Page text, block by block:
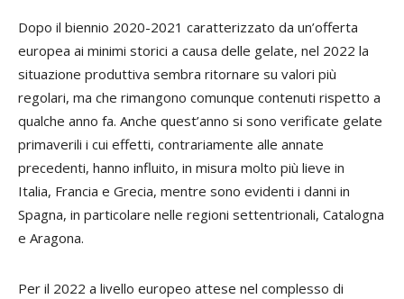
Dopo il biennio 2020-2021 caratterizzato da un’offerta
europea ai minimi storici a causa delle gelate, nel 2022 la
situazione produttiva sembra ritornare su valori più
regolari, ma che rimangono comunque contenuti rispetto a
qualche anno fa. Anche quest’anno si sono verificate gelate
primaverili i cui effetti, contrariamente alle annate
precedenti, hanno influito, in misura molto più lieve in
Italia, Francia e Grecia, mentre sono evidenti i danni in
Spagna, in particolare nelle regioni settentrionali, Catalogna
e Aragona.
Per il 2022 a livello europeo attese nel complesso di